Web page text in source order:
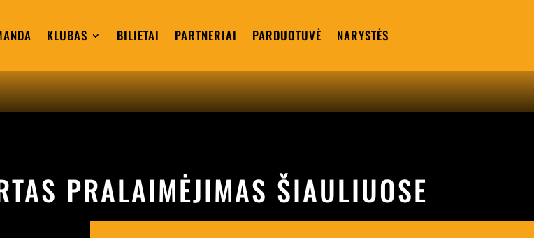
KLUBAS BILIETAI PARTNERIAI PARDUOTUVĖ NARYSTĖS
PRALAIMĖJIMAS ŠIAULIUOSE